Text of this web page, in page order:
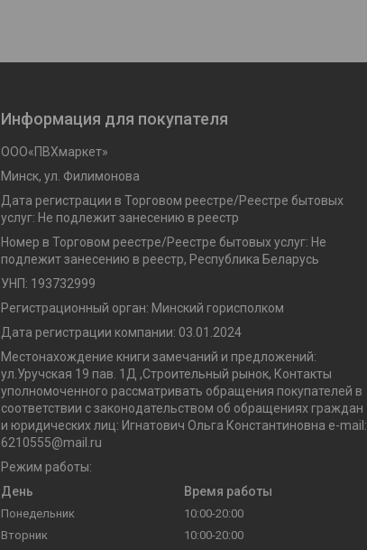
Информация для покупателя
OOO«ПВХмаркет»
Минск, ул. Филимонова
Дата регистрации в Торговом реестре/Реестре бытовых
услуг: Не подлежит занесению в реестр
Номер в Торговом реестре/Реестре бытовых услуг: Не
подлежит занесению в реестр, Республика Беларусь
УНП: 193732999
Регистрационный орган: Минский горисполком
Дата регистрации компании: 03.01.2024
Местонахождение книги замечаний и предложений:
ул.Уручская 19 пав. 1Д ,Строительный рынок, Контакты
уполномоченного рассматривать обращения покупателей в
соответствии с законодательством об обращениях граждан
и юридических лиц: Игнатович Ольга Константиновна e-mail:
6210555@mail.ru
Режим работы:
День
Время работы
Понедельник
10:00-20:00
Вторник
10:00-20:00